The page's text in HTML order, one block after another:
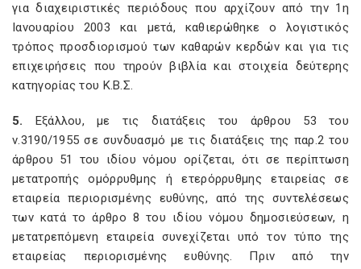
για διαχειριστικές περιόδους που αρχίζουν από την 1η
Ιανουαρίου 2003 και μετά, καθιερώθηκε ο λογιστικός
τρόπος προσδιορισμού των καθαρών κερδών και για τις
επιχειρήσεις που τηρούν βιβλία και στοιχεία δεύτερης
κατηγορίας του Κ.Β.Σ.
5. Εξάλλου, με τις διατάξεις του άρθρου 53 του
ν.3190/1955 σε συνδυασμό με τις διατάξεις της παρ.2 του
άρθρου 51 του ιδίου νόμου ορίζεται, ότι σε περίπτωση
μετατροπής ομόρρυθμης ή ετερόρρυθμης εταιρείας σε
εταιρεία περιορισμένης ευθύνης, από της συντελέσεως
των κατά το άρθρο 8 του ιδίου νόμου δημοσιεύσεων, η
μετατρεπόμενη εταιρεία συνεχίζεται υπό τον τύπο της
εταιρείας περιορισμένης ευθύνης. Πριν από την